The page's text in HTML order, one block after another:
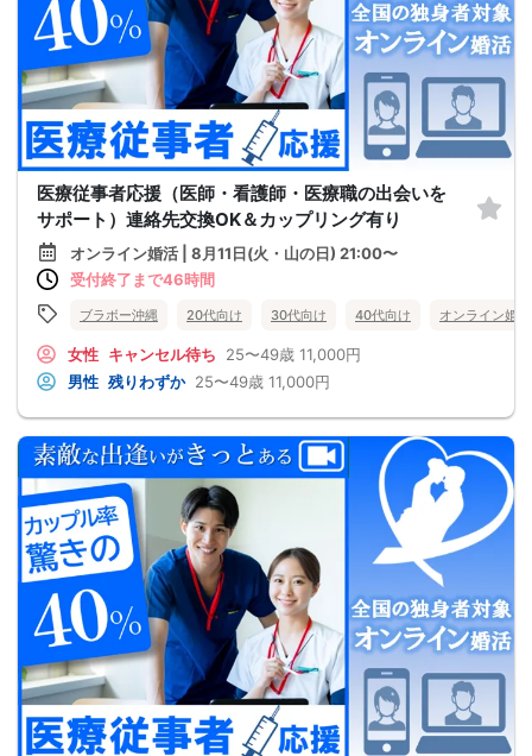
医療従事者応援（医師・看護師・医療職の出会いを
サポート）連絡先交換OK＆カップリング有り
オンライン婚活 | 8月11日(火・山の日) 21:00〜
受付終了まで46時間
ブラボー沖縄 20代向け 30代向け 40代向け オンライン婚活
女性 キャンセル待ち 25〜49歳 11,000円
男性 残りわずか 25〜49歳 11,000円